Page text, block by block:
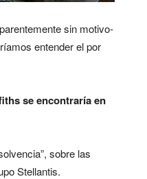
sin motivo-
entender el por
se encontraría en
sobre las
Stellantis.